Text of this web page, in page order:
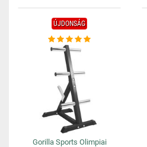
ÚJDONSÁG
Gorilla Sports Olimpiai